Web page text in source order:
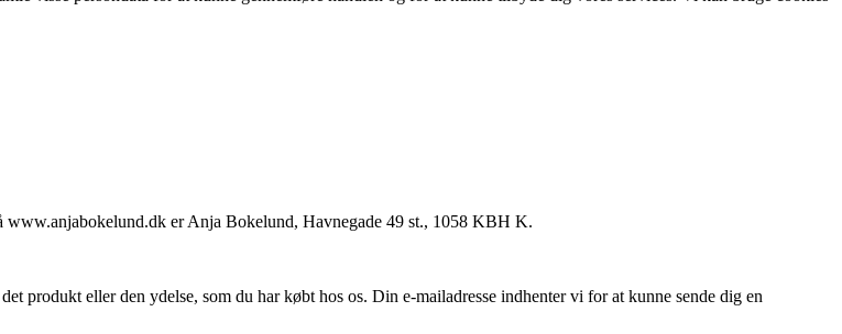
www.anjabokelund.dk er Anja Bokelund, Havnegade 49 st., 1058 KBH K.
produkt eller den ydelse, som du har købt hos os. Din e-mailadresse indhenter vi for at kunne sende dig en